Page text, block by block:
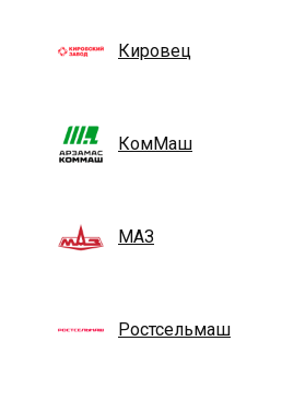
Кировец
КомМаш
МАЗ
Ростсельмаш